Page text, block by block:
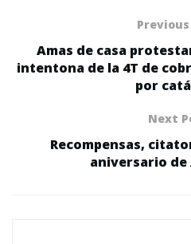
Amas de casa
intentona de la 4T de
por
Next
Recompensas,
aniversario